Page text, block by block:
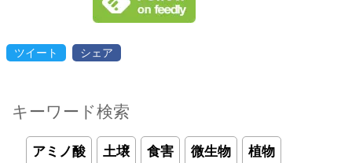
ツイート シェア
キーワード検索
アミノ酸 土壌 食害 微生物 植物